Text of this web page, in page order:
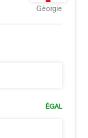
Géorgie
ÉGAL